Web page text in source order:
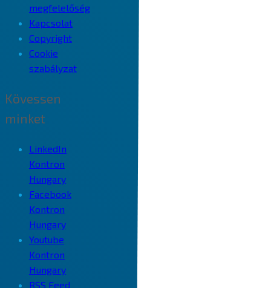
megfelelőség
Kapcsolat
Copyright
Cookie
szabályzat
Kövessen
minket
LinkedIn
Kontron
Hungary
Facebook
Kontron
Hungary
Youtube
Kontron
Hungary
RSS Feed